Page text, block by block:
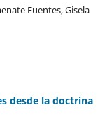
Fuentes, Gisela
desde la doctrina